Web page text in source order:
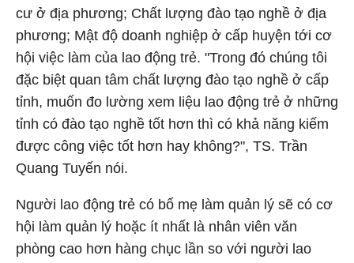
cư ở địa phương; Chất lượng đào tạo nghề ở địa
phương; Mật độ doanh nghiệp ở cấp huyện tới cơ
hội việc làm của lao động trẻ. "Trong đó chúng tôi
đặc biệt quan tâm chất lượng đào tạo nghề ở cấp
tỉnh, muốn đo lường xem liệu lao động trẻ ở những
tỉnh có đào tạo nghề tốt hơn thì có khả năng kiếm
được công việc tốt hơn hay không?", TS. Trần
Quang Tuyến nói.
Người lao động trẻ có bố mẹ làm quản lý sẽ có cơ
hội làm quản lý hoặc ít nhất là nhân viên văn
phòng cao hơn hàng chục lần so với người lao